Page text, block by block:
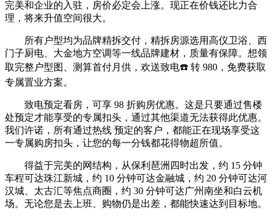
完美和企业的入驻，房价必定会上涨。现正在价钱还比力合
理，将来升值空间很大。
所有户型均为品牌精拆交付，精拆房源选用高仪卫浴、西
门子厨电、大金地方空调等一线品牌建材，质量有保障。想领
取完整户型图、测算首付月供，欢送致电☎️ 转 980，免费获取
专属置业方案。
致电预定看房，可享 98 折购房优惠。这是只要通过售楼
处预定才能享受的专属扣头，通过其他渠道无法获得此优惠。
我们许诺，所有通过热线 预定的客户，都能正在现场享受这
一专属购房扣头，让您的每一分钱都花得物超所值。
得益于完美的网结构，从保利琶洲四时出发，约 15 分钟
车程可达珠江新城，约 10 分钟可达金融城，约 20 分钟可达河
汉城、太古汇等焦点商圈，约 30 分钟可达广州南坐和白云机
场。无论您是去上班、购物仍是出差，都能快速达到目标地。